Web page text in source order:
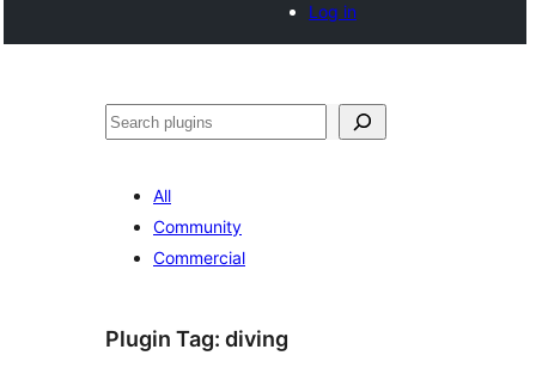
Log in
ရှာ
All
Community
Commercial
Plugin Tag: diving